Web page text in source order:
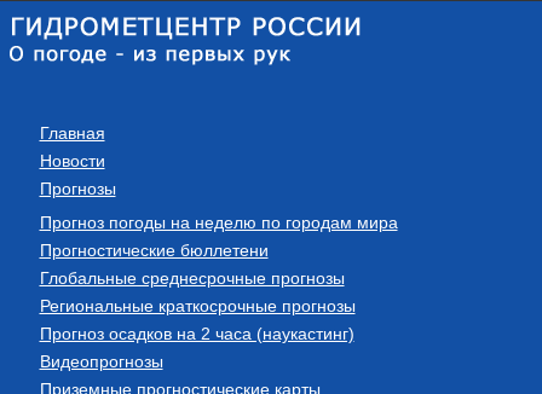
Главная
Новости
Прогнозы
Прогноз погоды на неделю по городам мира
Прогностические бюллетени
Глобальные среднесрочные прогнозы
Региональные краткосрочные прогнозы
Прогноз осадков на 2 часа (наукастинг)
Видеопрогнозы
Приземные прогностические карты